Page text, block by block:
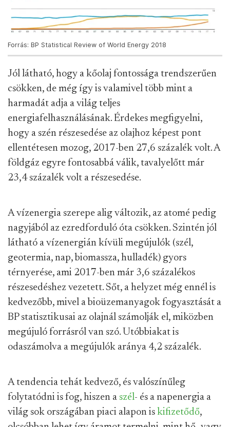
Forrás: BP Statistical Review of World Energy 2018
Jól látható, hogy a kőolaj fontossága trendszerűen
csökken, de még így is valamivel több mint a
harmadát adja a világ teljes
energiafelhasználásának. Érdekes megfigyelni,
hogy a szén részesedése az olajhoz képest pont
ellentétesen mozog, 2017-ben 27,6 százalék volt. A
földgáz egyre fontosabbá válik, tavalyelőtt már
23,4 százalék volt a részesedése.
A vízenergia szerepe alig változik, az atomé pedig
nagyjából az ezredforduló óta csökken. Szintén jól
látható a vízenergián kívüli megújulók (szél,
geotermia, nap, biomassza, hulladék) gyors
térnyerése, ami 2017-ben már 3,6 százalékos
részesedéshez vezetett. Sőt, a helyzet még ennél is
kedvezőbb, mivel a bioüzemanyagok fogyasztását a
BP statisztikusai az olajnál számolják el, miközben
megújuló forrásról van szó. Utóbbiakat is
odaszámolva a megújulók aránya 4,2 százalék.
A tendencia tehát kedvező, és valószínűleg
folytatódni is fog, hiszen a szél- és a napenergia a
világ sok országában piaci alapon is kifizetődő,